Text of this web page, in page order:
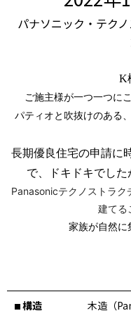
パナソニック・ テク
K
ご施主様が一つ一つに
パティオと吹抜けのある
長期優良住宅の申請に
で、ドキドキでした
Panasonicテクノストラク
建てる
家族が自然に
■ 構造 木造（